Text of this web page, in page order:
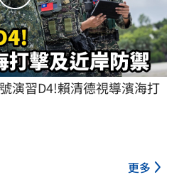
演習D4!賴清德視導濱海打
更多